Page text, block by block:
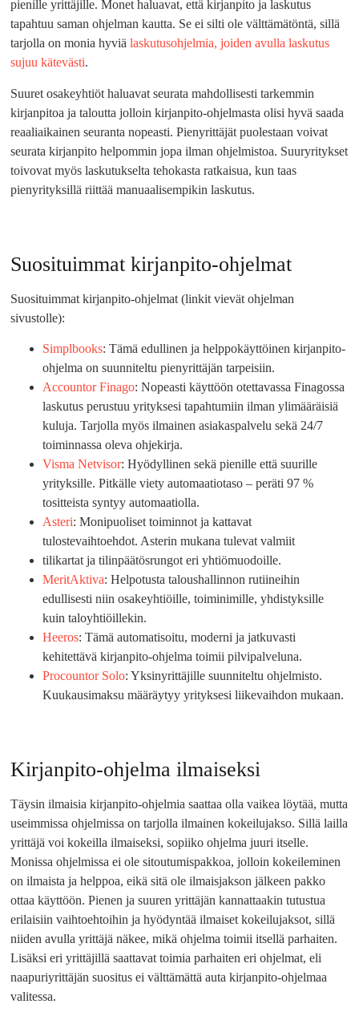
pienille yrittäjille. Monet haluavat, että kirjanpito ja laskutus
tapahtuu saman ohjelman kautta. Se ei silti ole välttämätöntä, sillä
tarjolla on monia hyviä laskutusohjelmia, joiden avulla laskutus
sujuu kätevästi.
Suuret osakeyhtiöt haluavat seurata mahdollisesti tarkemmin
kirjanpitoa ja taloutta jolloin kirjanpito-ohjelmasta olisi hyvä saada
reaaliaikainen seuranta nopeasti. Pienyrittäjät puolestaan voivat
seurata kirjanpito helpommin jopa ilman ohjelmistoa. Suuryritykset
toivovat myös laskutukselta tehokasta ratkaisua, kun taas
pienyrityksillä riittää manuaalisempikin laskutus.
Suosituimmat kirjanpito-ohjelmat
Suosituimmat kirjanpito-ohjelmat (linkit vievät ohjelman
sivustolle):
Simplbooks: Tämä edullinen ja helppokäyttöinen kirjanpito-
ohjelma on suunniteltu pienyrittäjän tarpeisiin.
Accountor Finago: Nopeasti käyttöön otettavassa Finagossa
laskutus perustuu yrityksesi tapahtumiin ilman ylimääräisiä
kuluja. Tarjolla myös ilmainen asiakaspalvelu sekä 24/7
toiminnassa oleva ohjekirja.
Visma Netvisor: Hyödyllinen sekä pienille että suurille
yrityksille. Pitkälle viety automaatiotaso – peräti 97 %
tositteista syntyy automaatiolla.
Asteri: Monipuoliset toiminnot ja kattavat
tulostevaihtoehdot. Asterin mukana tulevat valmiit
tilikartat ja tilinpäätösrungot eri yhtiömuodoille.
MeritAktiva: Helpotusta taloushallinnon rutiineihin
edullisesti niin osakeyhtiöille, toiminimille, yhdistyksille
kuin taloyhtiöillekin.
Heeros: Tämä automatisoitu, moderni ja jatkuvasti
kehitettävä kirjanpito-ohjelma toimii pilvipalveluna.
Procountor Solo: Yksinyrittäjille suunniteltu ohjelmisto.
Kuukausimaksu määräytyy yrityksesi liikevaihdon mukaan.
Kirjanpito-ohjelma ilmaiseksi
Täysin ilmaisia kirjanpito-ohjelmia saattaa olla vaikea löytää, mutta
useimmissa ohjelmissa on tarjolla ilmainen kokeilujakso. Sillä lailla
yrittäjä voi kokeilla ilmaiseksi, sopiiko ohjelma juuri itselle.
Monissa ohjelmissa ei ole sitoutumispakkoa, jolloin kokeileminen
on ilmaista ja helppoa, eikä sitä ole ilmaisjakson jälkeen pakko
ottaa käyttöön. Pienen ja suuren yrittäjän kannattaakin tutustua
erilaisiin vaihtoehtoihin ja hyödyntää ilmaiset kokeilujaksot, sillä
niiden avulla yrittäjä näkee, mikä ohjelma toimii itsellä parhaiten.
Lisäksi eri yrittäjillä saattavat toimia parhaiten eri ohjelmat, eli
naapuriyrittäjän suositus ei välttämättä auta kirjanpito-ohjelmaa
valitessa.